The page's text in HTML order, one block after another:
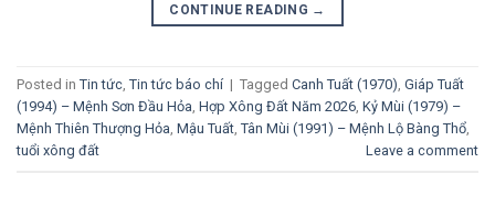
CONTINUE READING →
Posted in Tin tức, Tin tức báo chí | Tagged Canh Tuất (1970), Giáp Tuất
(1994) – Mệnh Sơn Đầu Hỏa, Hợp Xông Đất Năm 2026, Kỷ Mùi (1979) –
Mệnh Thiên Thượng Hỏa, Mậu Tuất, Tân Mùi (1991) – Mệnh Lộ Bàng Thổ,
tuổi xông đất
Leave a comment